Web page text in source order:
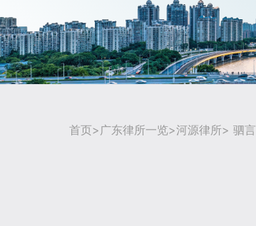
首页> 广东律所一览>河源律所> 驷言